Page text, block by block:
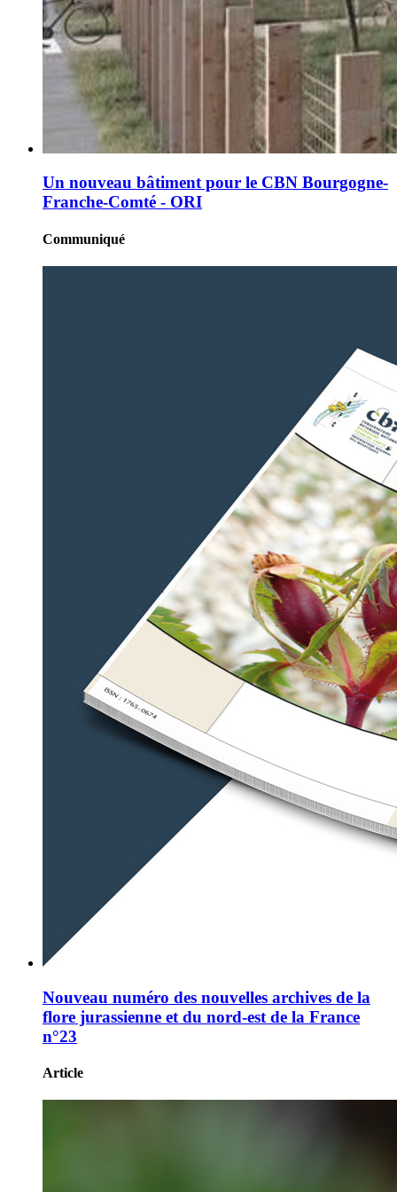
Un nouveau bâtiment pour le CBN Bourgogne-
Franche-Comté - ORI
Communiqué
Nouveau numéro des nouvelles archives de la
flore jurassienne et du nord-est de la France
n°23
Article